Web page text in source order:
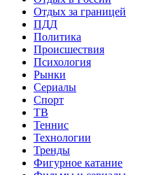
Отдых за границей
ПДД
Политика
Происшествия
Психология
Рынки
Сериалы
Спорт
ТВ
Теннис
Технологии
Тренды
Фигурное катание